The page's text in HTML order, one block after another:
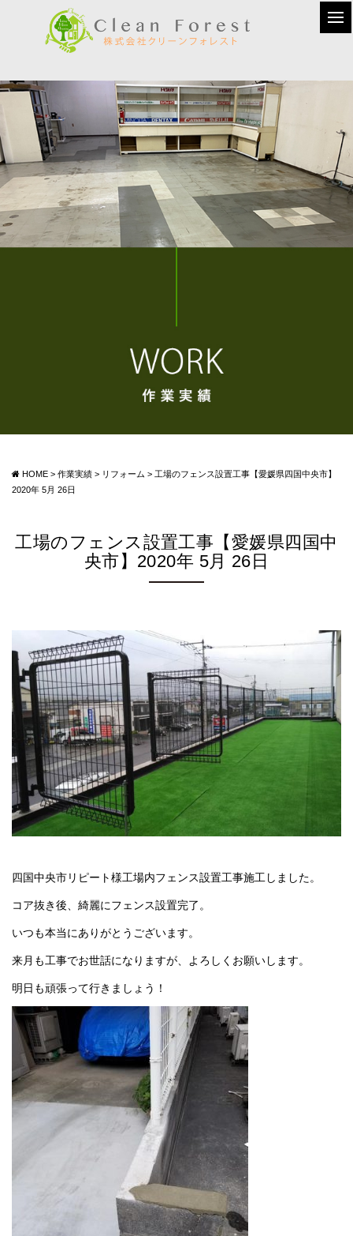
HOME > 作業実績 > リフォーム > 工場のフェンス設置工事【愛媛県四国中央市】
2020年 5月 26日
工場のフェンス設置工事【愛媛県四国中
央市】2020年 5月 26日
四国中央市リピート様工場内フェンス設置工事施工しました。
コア抜き後、綺麗にフェンス設置完了。
いつも本当にありがとうございます。
来月も工事でお世話になりますが、よろしくお願いします。
明日も頑張って行きましょう！